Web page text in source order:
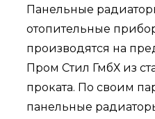
Панельные
отопительные
производятся на
Пром Стил ГмбХ из
проката. По своим
панельные